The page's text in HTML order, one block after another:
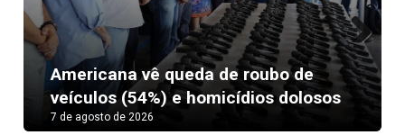
Americana vê queda de roubo de
veículos (54%) e homicídios dolosos
7 de agosto de 2026
Next